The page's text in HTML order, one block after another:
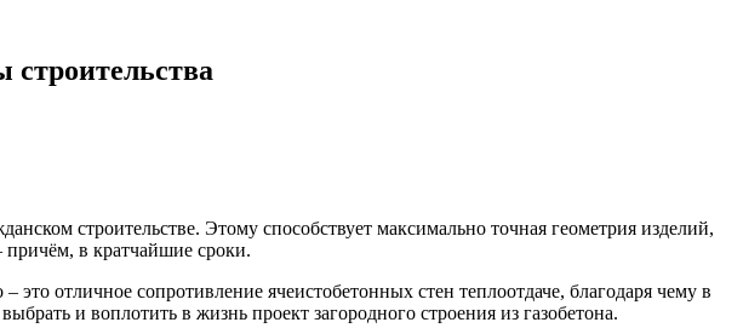
строительства
строительстве. Этому способствует максимально точная геометрия изделий,
в кратчайшие сроки.
отличное сопротивление ячеистобетонных стен теплоотдаче, благодаря чему в
и воплотить в жизнь проект загородного строения из газобетона.